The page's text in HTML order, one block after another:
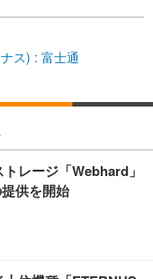
ブラック
チェア 疲れない テレ
90度跳ね上げ式アーム
ー付き 高反発クッシ
ゲーミング/勉強/事
(ブラック)
チェア 疲れない テレ
ト 30度ロッキング機
90度跳ね上げ式アーム
ゲーミング/勉強/事
ター DualSense 充電
27インチ 液晶モニタ
非光沢 HDMI/DisplayP
調整 スイベル VESA対
イトブルー)
ツ L 中型犬用 26枚入
ック) 【Amazon.co.jp
ーヤマ ペットシーツ
(x 1) (ケース販売)
ス) : 富士通
レージ「Webhard」
供を開始